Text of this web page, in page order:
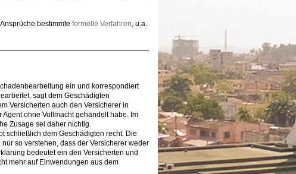
bestimmte formelle Verfahren, u.a.
ein und korrespondiert
sagt dem Geschädigten
Versicherten auch den Versicherer in
ohne Vollmacht gehandelt habe. Im
Zusage sei daher nichtig.
schließlich dem Geschädigten recht. Die
so verstehen, dass der Versicherer weder
bedeutet ein den Versicherten und
mehr auf Einwendungen aus dem